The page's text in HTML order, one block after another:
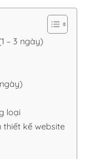
– 3 ngày)
loại
thiết kế website